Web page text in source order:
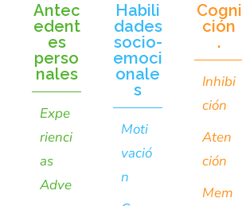
Antec
edent
es
perso
nales
Expe
rienci
as
Adve
Habili
dades
socio-
emoci
onale
s
Moti
vació
n
Cogni
ción
.
Inhibi
ción
Aten
ción
Mem